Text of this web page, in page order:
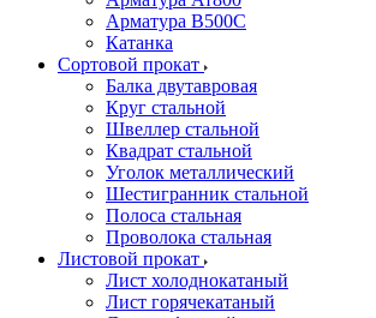
Арматура В500С
Катанка
Сортовой прокат
Балка двутавровая
Круг стальной
Швеллер стальной
Квадрат стальной
Уголок металлический
Шестигранник стальной
Полоса стальная
Проволока стальная
Листовой прокат
Лист холоднокатаный
Лист горячекатаный